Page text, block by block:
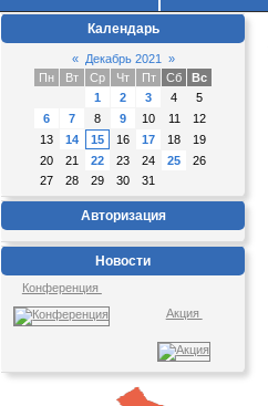
Календарь
« Декабрь 2021
»
Пн
Вт Ср Чт Пт Сб
Вс
1
2 3 4
5
6
7 8 9 10 11
12
13
14 15 16 17 18
19
20
21 22 23 24 25
26
27
28 29 30 31
Авторизация
Новости
Конференция
Акция